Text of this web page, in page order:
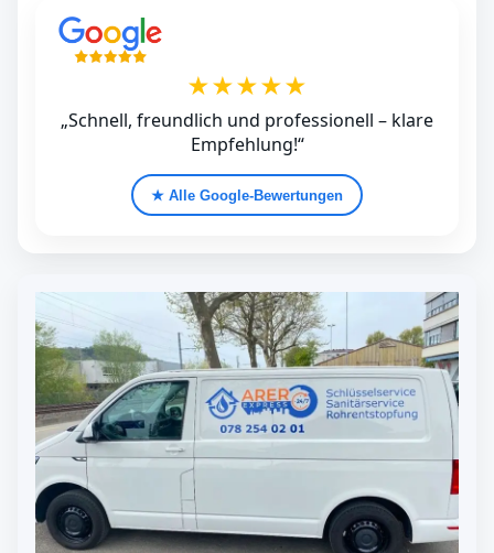
★★★★★
„Schnell, freundlich und professionell – klare
Empfehlung!“
★ Alle Google‑Bewertungen